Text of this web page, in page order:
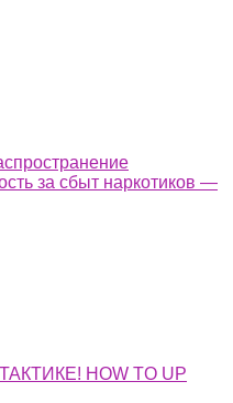
за сбыт наркотиков —
HOW TO UP